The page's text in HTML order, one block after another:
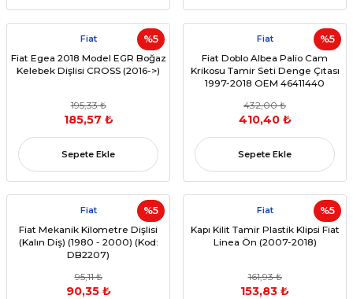
%5
Fiat
Fiat Egea 2018 Model EGR Boğaz
Kelebek Dişlisi CROSS (2016->)
195,33 ₺
185,57 ₺
Sepete Ekle
%5
Fiat
Fiat Doblo Albea Palio Cam
Krikosu Tamir Seti Denge Çıtası
1997-2018 OEM 46411440
432,00 ₺
410,40 ₺
Sepete Ekle
%5
Fiat
Fiat Mekanik Kilometre Dişlisi
(Kalın Diş) (1980 - 2000) (Kod:
DB2207)
95,11 ₺
90,35 ₺
%5
Fiat
Kapı Kilit Tamir Plastik Klipsi Fiat
Linea Ön (2007-2018)
161,93 ₺
153,83 ₺